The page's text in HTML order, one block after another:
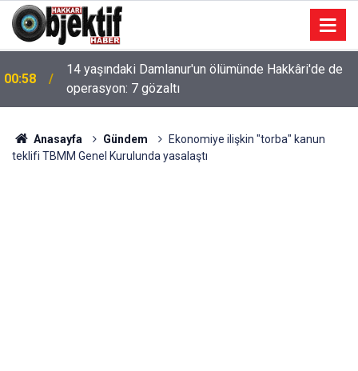
00:58
14 yaşındaki Damlanur'un ölümünde Hakkâri'de de
operasyon: 7 gözaltı
Anasayfa Gündem
Ekonomiye ilişkin "torba" kanun
teklifi TBMM Genel Kurulunda yasalaştı